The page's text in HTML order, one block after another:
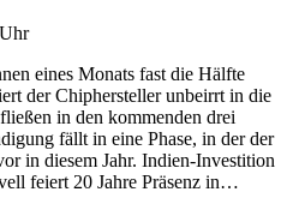
eines Monats fast die Hälfte
der Chiphersteller unbeirrt in die
in den kommenden drei
fällt in eine Phase, in der der
in diesem Jahr. Indien-Investition
feiert 20 Jahre Präsenz in…